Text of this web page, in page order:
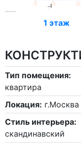
1 этаж
Тип помещения:
квартира
Локация: г.Москва
Стиль интерьера:
скандинавский